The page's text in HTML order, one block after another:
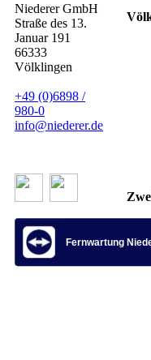
Niederer GmbH
Straße des 13.
Januar 191
66333
Völklingen
+49 (0)6898 /
980-0
info@niederer.de
Fernwartung